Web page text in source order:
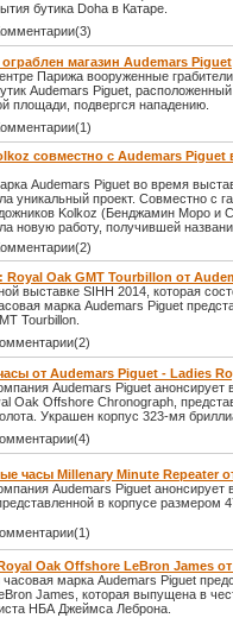
бутика Doha в Катаре.
магазин Audemars Piguet
Парижа вооруженные
Audemars Piguet,
площади, подвергся нападению.
совместно с Audemars
Audemars Piguet во время
уникальный проект. Совместно с
Kolkoz (Бенджамин Моро и
новую работу, получившей
Royal Oak GMT Tourbillon от
выставке SIHH 2014, которая
марка Audemars Piguet
Tourbillon.
от Audemars Piguet - Ladies
Audemars Piguet анонсирует
Oak Offshore Chronograph,
Украшен корпус 323-мя
часы Millenary Minute Repeater
Audemars Piguet анонсирует
в корпусе размером
Oak Offshore LeBron James
часовая марка Audemars Piguet
James, которая выпущена в
НБА Джеймса Леброна.